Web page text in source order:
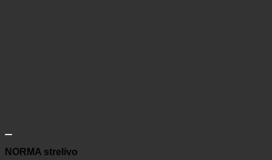
NORMA strelivo